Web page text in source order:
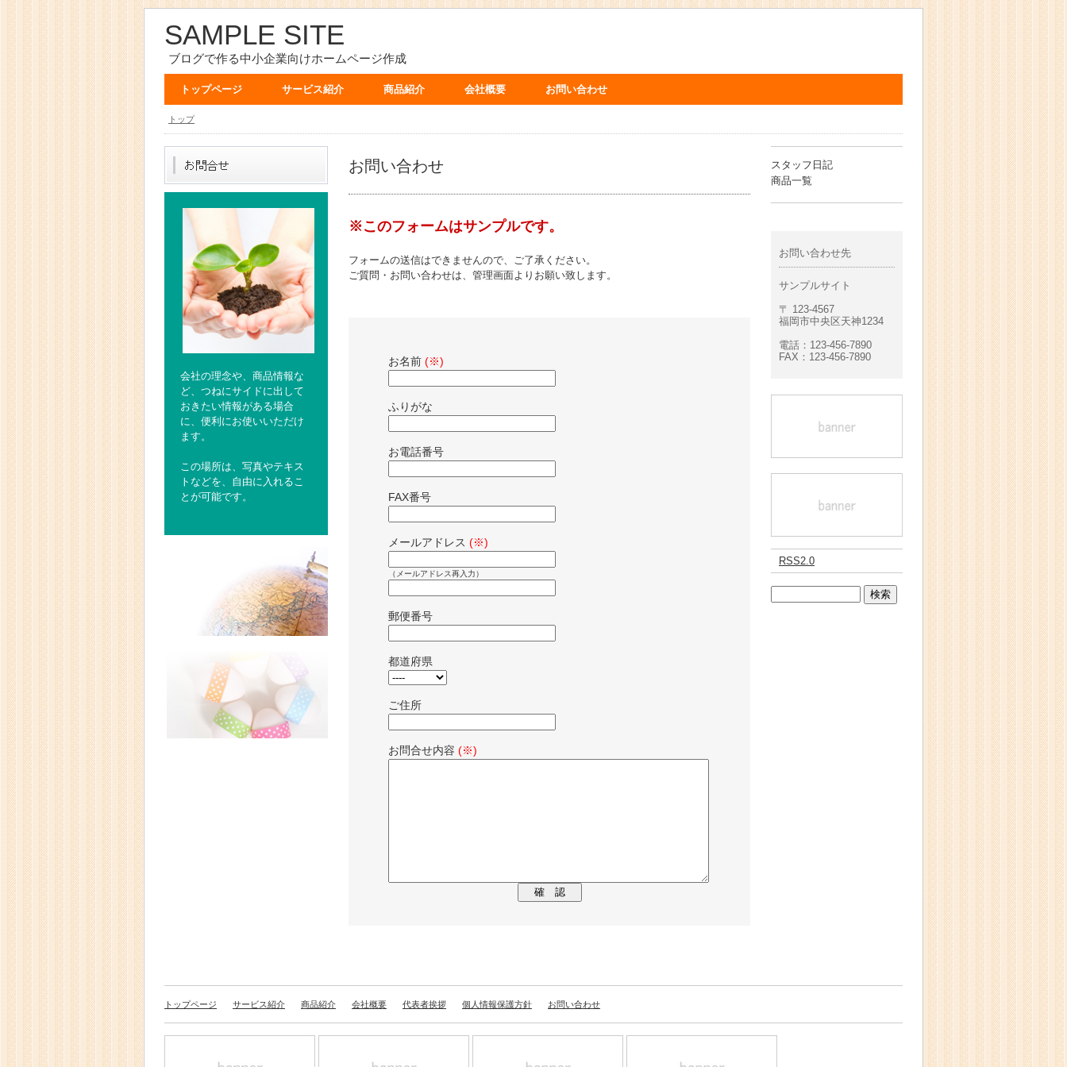
SAMPLE SITE
ブログで作る中小企業向けホームページ作成
トップページ サービス紹介 商品紹介 会社概要 お問い合わせ
トップ
会社の理念や、商品情報な
ど、つねにサイドに出して
おきたい情報がある場合
に、便利にお使いいただけ
ます。
この場所は、写真やテキス
トなどを、自由に入れるこ
とが可能です。
お問い合わせ
※このフォームはサンプルです。
フォームの送信はできませんので、ご了承ください。
ご質問・お問い合わせは、管理画面よりお願い致します。
お名前 (※)
ふりがな
お電話番号
FAX番号
メールアドレス (※)
（メールアドレス再入力）
郵便番号
都道府県
ご住所
お問合せ内容 (※)
スタッフ日記
商品一覧
お問い合わせ先
サンプルサイト
〒 123-4567
福岡市中央区天神1234
電話：123-456-7890
FAX：123-456-7890
RSS2.0
トップページ サービス紹介 商品紹介 会社概要 代表者挨拶 個人情報保護方針 お問い合わせ